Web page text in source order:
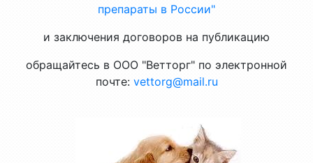
препараты в России"
и заключения договоров на публикацию
обращайтесь в ООО "Ветторг" по электронной
почте: vettorg@mail.ru